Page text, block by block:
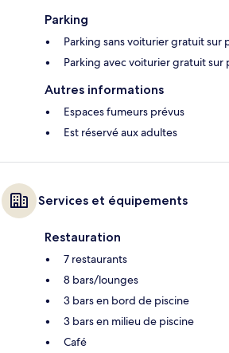
Parking
Parking sans voiturier gratuit sur
Parking avec voiturier gratuit sur
Autres informations
Espaces fumeurs prévus
Est réservé aux adultes
Services et équipements
Restauration
7 restaurants
8 bars/lounges
3 bars en bord de piscine
3 bars en milieu de piscine
Café